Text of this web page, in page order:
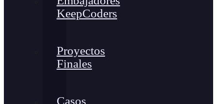
KeepCoders
Proyectos
Finales
Casos